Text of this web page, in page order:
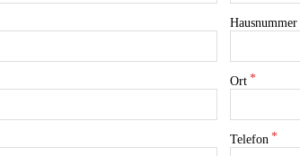
Hausnummer
Ort
Telefon